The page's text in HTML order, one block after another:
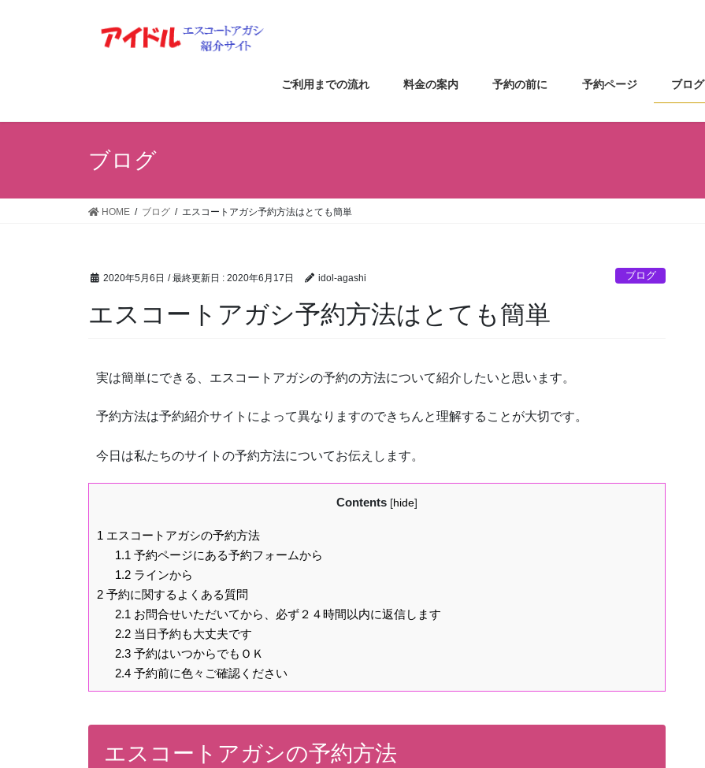
移
ン
ご利用までの流れ 料金の案内 予約の前に 予約ページ ブログ
ブログ
HOME ブログ エスコートアガシ予約方法はとても簡単
2020年5月6日 / 最終更新日 : 2020年6月17日 idol-agashi ブログ
エスコートアガシ予約方法はとても簡単
実は簡単にできる、エスコートアガシの予約の方法について紹介したいと思います。
予約方法は予約紹介サイトによって異なりますのできちんと理解することが大切です。
今日は私たちのサイトの予約方法についてお伝えします。
Contents [hide]
1 エスコートアガシの予約方法
1.1 予約ページにある予約フォームから
1.2ラインから
2 予約に関するよくある質問
2.1 お問合せいただいてから、必ず２４時間以内に返信します
2.2当日予約も大丈夫です
2.3予約はいつからでもＯＫ
2.4予約前に色々ご確認ください
エスコートアガシの予約方法